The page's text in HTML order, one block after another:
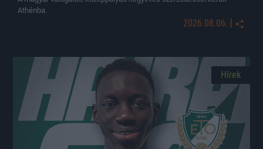
Athénba.
2026.08.06. |
Hírek